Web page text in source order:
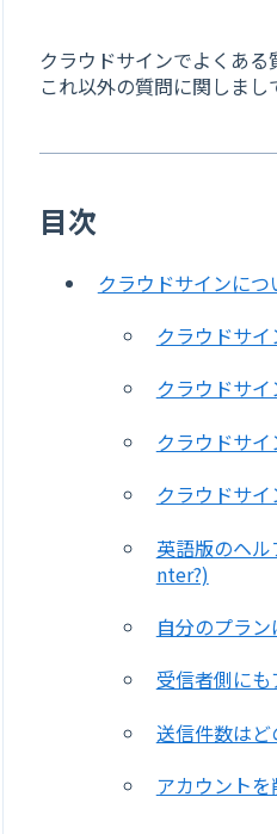
クラウドサインでよくある
これ以外の質問に関しま
目次
クラウドサインにつ
クラウドサ
クラウドサ
クラウドサ
クラウドサ
英語版のヘ
nter?)
自分のプラ
受信者側に
送信件数は
アカウント